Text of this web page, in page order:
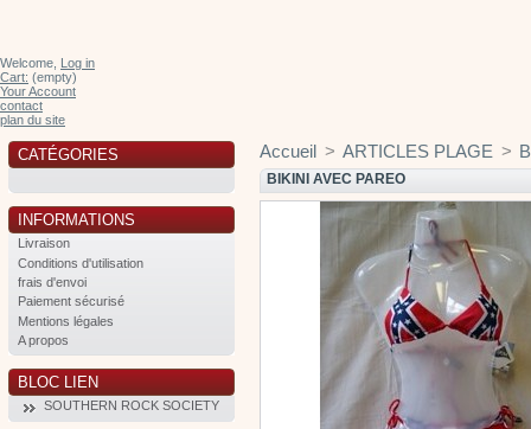
Welcome, Log in
Cart: (empty)
Your Account
contact
plan du site
CATÉGORIES
INFORMATIONS
Livraison
Conditions d'utilisation
frais d'envoi
Paiement sécurisé
Mentions légales
A propos
BLOC LIEN
SOUTHERN ROCK SOCIETY
Accueil > ARTICLES PLAGE >
BIKINI AVEC PAREO